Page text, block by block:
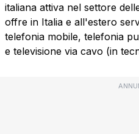
italiana attiva nel settore
offre in Italia e all'estero
telefonia mobile, telefonia
e televisione via cavo (in